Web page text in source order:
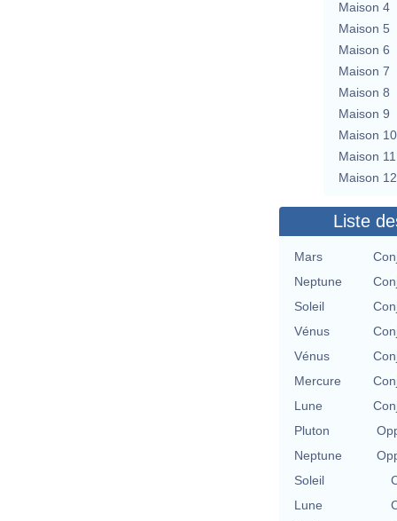
Maison 4
Maison 5
Maison 6
Maison 7
Maison 8
Maison 9
Maison 10
Maison 11
Maison 12
Liste
Mars
Neptune
Soleil
Vénus
Vénus
Mercure
Lune
Pluton
Neptune
Soleil
Lune